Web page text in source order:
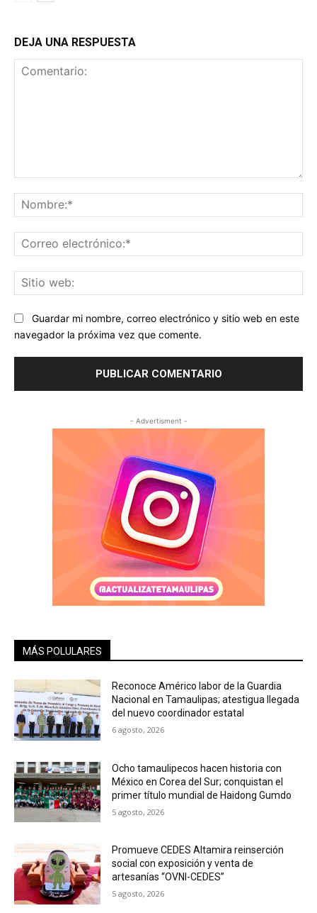
DEJA UNA RESPUESTA
Guardar mi nombre, correo electrónico y sitio web en este
navegador la próxima vez que comente.
- Advertisment -
MÁS POLULARES
Reconoce Américo labor de la Guardia
Nacional en Tamaulipas; atestigua llegada
del nuevo coordinador estatal
6 agosto, 2026
Ocho tamaulipecos hacen historia con
México en Corea del Sur; conquistan el
primer título mundial de Haidong Gumdo
5 agosto, 2026
Promueve CEDES Altamira reinserción
social con exposición y venta de
artesanías “OVNI-CEDES”
5 agosto, 2026